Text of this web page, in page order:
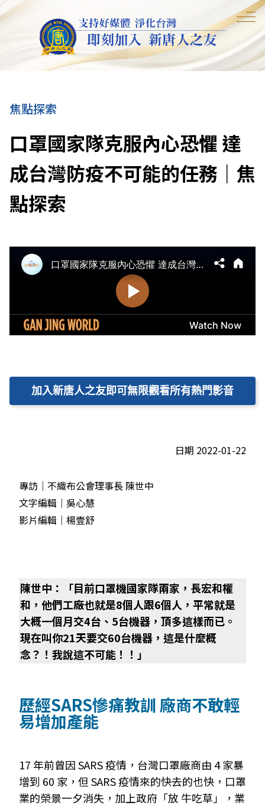
焦點探索
口罩國家隊克服內心恐懼 達
成台灣防疫不可能的任務｜焦
點探索
加入新唐人之友即可無限觀看所有熱門影音
日期 2022-01-22
專訪｜不織布公會理事長 陳世中
文字編輯｜吳心慧
影片編輯｜楊壹舒
陳世中：「目前口罩機國家隊兩家，長宏和權
和，他們工廠也就是8個人跟6個人，平常就是
大概一個月交4台、5台機器，頂多這樣而已。
現在叫你21天要交60台機器，這是什麼概
念？！我說這不可能！！」
歷經SARS慘痛教訓 廠商不敢輕
易增加產能
17 年前曾因 SARS 疫情，台灣口罩廠商由 4 家暴
增到 60 家，但 SARS 疫情來的快去的也快，口罩
業的榮景一夕消失，加上政府「放 牛吃草」，業